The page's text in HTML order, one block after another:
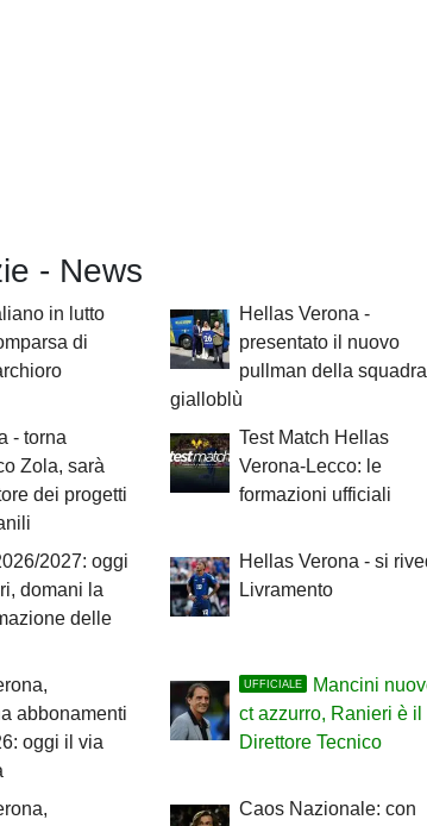
- News
in lutto
di
Hellas Verona -
presentato il nuovo
pullman della squadra
gialloblù
- torna
Zola, sarà
dei progetti
Test Match Hellas
Verona-Lecco: le
formazioni ufficiali
2027: oggi
domani la
delle
Hellas Verona - si
Livramento
abbonamenti
oggi il via
UFFICIALE
Mancini
ct azzurro, Ranieri è il
Direttore Tecnico
Caos Nazionale: con